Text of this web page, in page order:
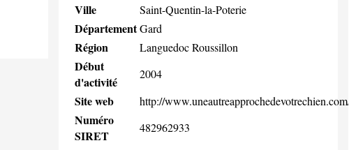
Ville Saint-Quentin-la-Poterie
DépartementGard
Région Languedoc Roussillon
Début
d'activité
2004
Site web http://www.uneautreapprochedevotrechien.com/
Numéro
SIRET
482962933